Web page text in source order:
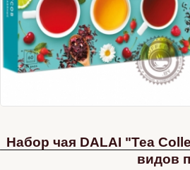
Набор чая DALAI "Tea
видов